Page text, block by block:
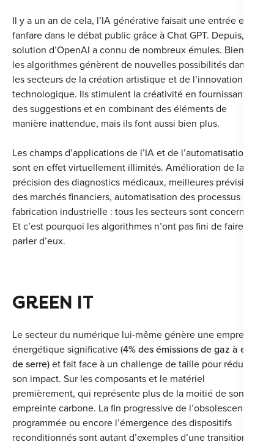
Il y a un an de cela, l’IA générative faisait une entrée en
fanfare dans le débat public grâce à Chat GPT. Depuis, la
solution d’OpenAI a connu de nombreux émules. Bien sûr,
les algorithmes génèrent de nouvelles possibilités dans
les secteurs de la création artistique et de l’innovation
technologique. Ils stimulent la créativité en fournissant
des suggestions et en combinant des éléments de
manière inattendue, mais ils font aussi bien plus.
Les champs d’applications de l’IA et de l’automatisation
sont en effet virtuellement illimités. Amélioration de la
précision des diagnostics médicaux, meilleures prévisions
des marchés financiers, automatisation des processus de
fabrication industrielle : tous les secteurs sont concernés.
Et c’est pourquoi les algorithmes n’ont pas fini de faire
parler d’eux.
GREEN IT
Le secteur du numérique lui-même génère une empreinte
énergétique significative (4% des émissions de gaz à effet
de serre) et fait face à un challenge de taille pour réduire
son impact. Sur les composants et le matériel
premièrement, qui représente plus de la moitié de son
empreinte carbone. La fin progressive de l’obsolescence
programmée ou encore l’émergence des dispositifs
reconditionnés sont autant d’exemples d’une transition